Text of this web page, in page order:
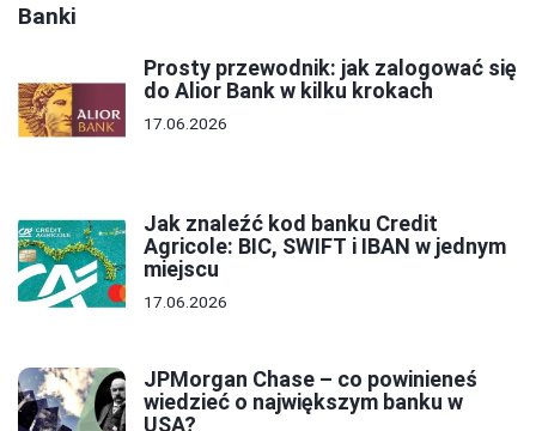
Banki
Prosty przewodnik: jak zalogować się
do Alior Bank w kilku krokach
17.06.2026
Jak znaleźć kod banku Credit
Agricole: BIC, SWIFT i IBAN w jednym
miejscu
17.06.2026
JPMorgan Chase – co powinieneś
wiedzieć o największym banku w
USA?